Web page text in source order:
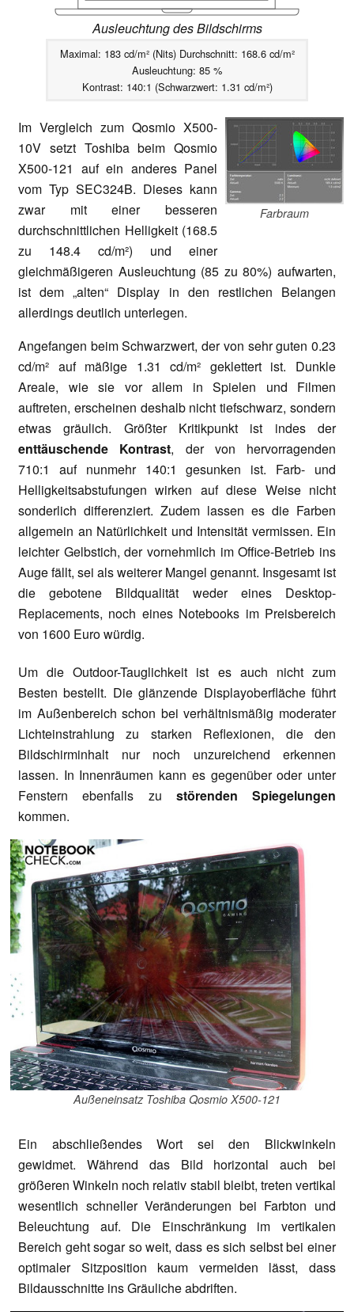
Ausleuchtung des Bildschirms
Maximal: 183 cd/m² (Nits) Durchschnitt: 168.6 cd/m²
Ausleuchtung: 85 %
Kontrast: 140:1 (Schwarzwert: 1.31 cd/m²)
Farbraum
Im Vergleich zum Qosmio X500-
10V setzt Toshiba beim Qosmio
X500-121 auf ein anderes Panel
vom Typ SEC324B. Dieses kann
zwar mit einer besseren
durchschnittlichen Helligkeit (168.5
zu 148.4 cd/m²) und einer
gleichmäßigeren Ausleuchtung (85 zu 80%) aufwarten,
ist dem „alten“ Display in den restlichen Belangen
allerdings deutlich unterlegen.
Angefangen beim Schwarzwert, der von sehr guten 0.23
cd/m² auf mäßige 1.31 cd/m² geklettert ist. Dunkle
Areale, wie sie vor allem in Spielen und Filmen
auftreten, erscheinen deshalb nicht tiefschwarz, sondern
etwas gräulich. Größter Kritikpunkt ist indes der
enttäuschende Kontrast, der von hervorragenden
710:1 auf nunmehr 140:1 gesunken ist. Farb- und
Helligkeitsabstufungen wirken auf diese Weise nicht
sonderlich differenziert. Zudem lassen es die Farben
allgemein an Natürlichkeit und Intensität vermissen. Ein
leichter Gelbstich, der vornehmlich im Office-Betrieb ins
Auge fällt, sei als weiterer Mangel genannt. Insgesamt ist
die gebotene Bildqualität weder eines Desktop-
Replacements, noch eines Notebooks im Preisbereich
von 1600 Euro würdig.
Um die Outdoor-Tauglichkeit ist es auch nicht zum
Besten bestellt. Die glänzende Displayoberfläche führt
im Außenbereich schon bei verhältnismäßig moderater
Lichteinstrahlung zu starken Reflexionen, die den
Bildschirminhalt nur noch unzureichend erkennen
lassen. In Innenräumen kann es gegenüber oder unter
Fenstern ebenfalls zu störenden Spiegelungen
kommen.
Außeneinsatz Toshiba Qosmio X500-121
Ein abschließendes Wort sei den Blickwinkeln
gewidmet. Während das Bild horizontal auch bei
größeren Winkeln noch relativ stabil bleibt, treten vertikal
wesentlich schneller Veränderungen bei Farbton und
Beleuchtung auf. Die Einschränkung im vertikalen
Bereich geht sogar so weit, dass es sich selbst bei einer
optimaler Sitzposition kaum vermeiden lässt, dass
Bildausschnitte ins Gräuliche abdriften.